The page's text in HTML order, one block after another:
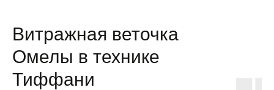
Витражная веточка
Омелы в технике
Тиффани